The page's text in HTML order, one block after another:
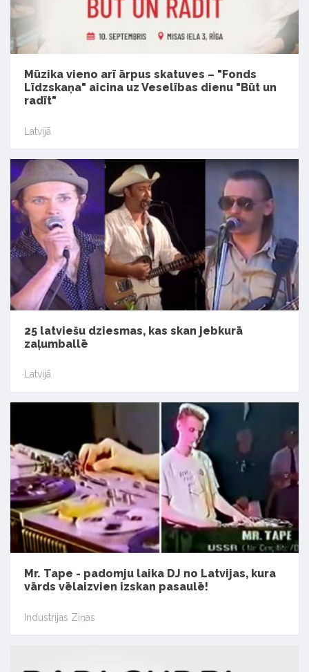
Mūzika vieno arī ārpus skatuves – "Fonds
Līdzskaņa" aicina uz Veselības dienu "Būt un
radīt"
Latvijā
25 latviešu dziesmas, kas skan jebkurā
zaļumballē
Latvijā
Mr. Tape - padomju laika DJ no Latvijas, kura
vārds vēlaizvien izskan pasaulē!
Industrijas Ziņas